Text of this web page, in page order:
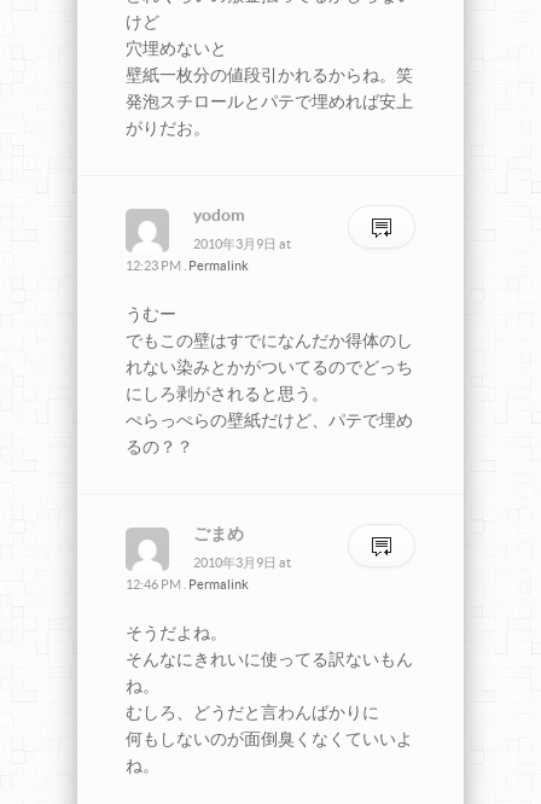
けど
穴埋めないと
壁紙一枚分の値段引かれるからね。笑
発泡スチロールとパテで埋めれば安上
がりだお。
yodom
2010年3月9日 at
12:23 PM
Permalink
うむー
でもこの壁はすでになんだか得体のし
れない染みとかがついてるのでどっち
にしろ剥がされると思う。
ぺらっぺらの壁紙だけど、パテで埋め
るの？？
ごまめ
2010年3月9日 at
12:46 PM
Permalink
そうだよね。
そんなにきれいに使ってる訳ないもん
ね。
むしろ、どうだと言わんばかりに
何もしないのが面倒臭くなくていいよ
ね。